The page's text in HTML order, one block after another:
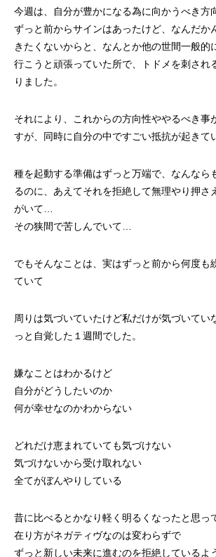
今週は、自分が豊かになる為に向かうべき方
ずっと前からサインはあったけど、なんだか
きたくないからと、なんとか他の世間一般的
行こうと頑張っていた所で、トドメを刺され
りました。
それにより、これからの方向性ややるべき事
すが、同時に自分の中ですごい抵抗が起きて
種を起動する準備はずっと万端で、なんなら
るのに、あえてそれを拒絶して無理やり押さ
がいて…
その狭間で苦しんでいて…
でもそんなことは、実はずっと前から何度も
ていて
周りは気づいていたけど私だけが気づいてい
っと自覚した１週間でした。
嫌なことはわかるけど
自分がどうしたいのか
何が幸せなのかわからない
どれだけ恵まれていても気づけない
気づけないから受け取れない
全てがぼんやりしている
昔に比べるとかなり軽く明るくなったと思っ
在り方がネガティヴなのは変わらずで
ずっと新しい未来に進むのを拒絶しているよ